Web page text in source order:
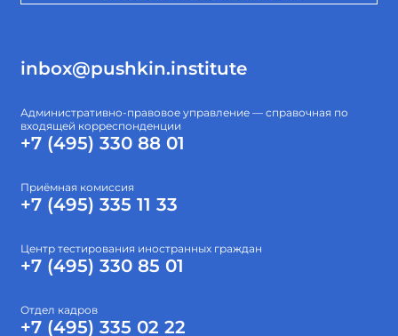
inbox@pushkin.institute
Административно-правовое управление — справочная по
входящей корреспонденции
+7 (495) 330 88 01
Приёмная комиссия
+7 (495) 335 11 33
Центр тестирования иностранных граждан
+7 (495) 330 85 01
Отдел кадров
+7 (495) 335 02 22